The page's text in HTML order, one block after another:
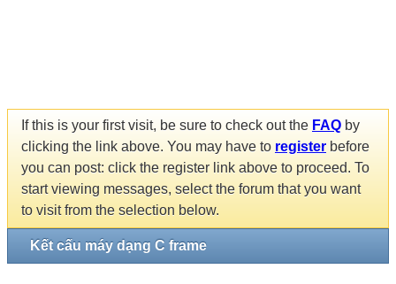
If this is your first visit, be sure to check out the FAQ by
clicking the link above. You may have to register before
you can post: click the register link above to proceed. To
start viewing messages, select the forum that you want
to visit from the selection below.
Kết cấu máy dạng C frame